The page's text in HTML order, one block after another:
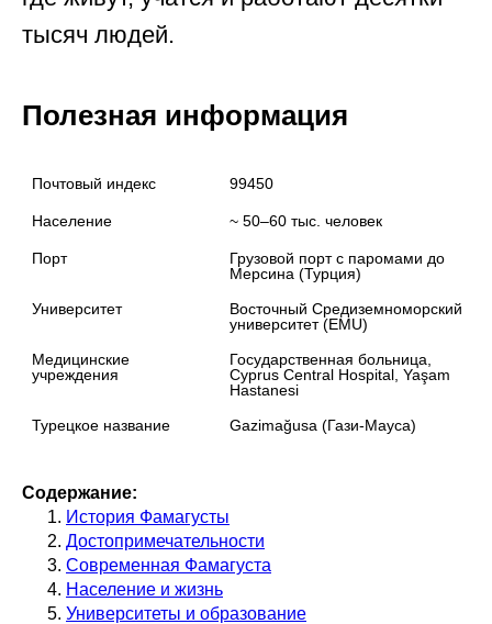
тысяч людей.
Полезная информация
Почтовый индекс 99450
Население ~ 50–60 тыс. человек
Порт
Грузовой порт с паромами до
Мерсина (Турция)
Университет
Восточный Средиземноморский
университет (EMU)
Медицинские
учреждения
Государственная больница,
Cyprus Central Hospital, Yaşam
Hastanesi
Турецкое название
Gazimağusa (Гази-Мауса)
Содержание:
История Фамагусты
Достопримечательности
Современная Фамагуста
Население и жизнь
Университеты и образование